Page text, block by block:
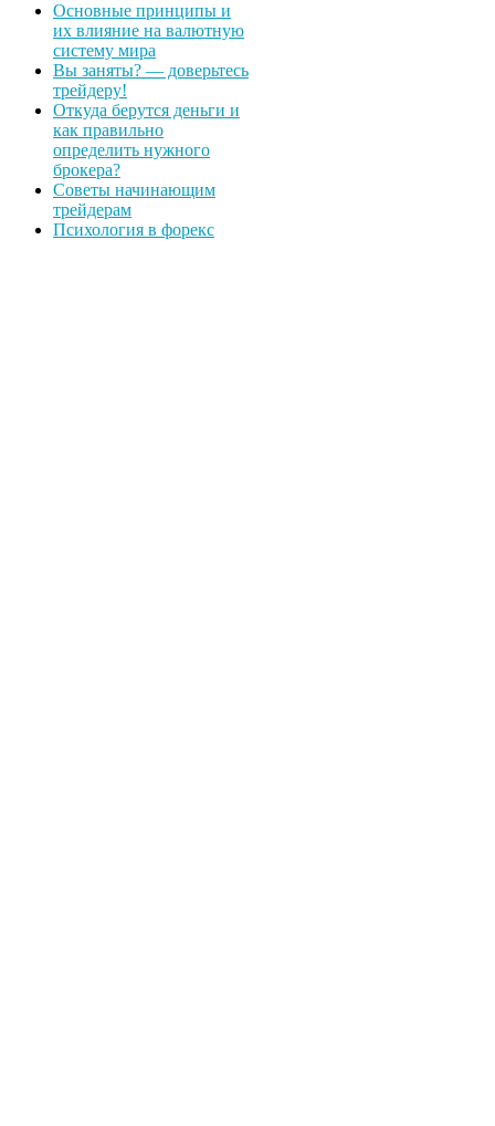
Основные принципы и
их влияние на валютную
систему мира
Вы заняты? — доверьтесь
трейдеру!
Откуда берутся деньги и
как правильно
определить нужного
брокера?
Советы начинающим
трейдерам
Психология в форекс